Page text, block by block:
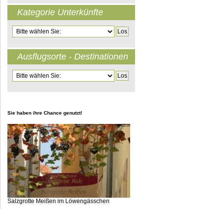
Kategorie Unterkünfte
Zielseite
Ausflugsorte - Destinationen
Zielseite
Sie haben ihre Chance genutzt!
Salzgrotte Meißen im Löwengässchen